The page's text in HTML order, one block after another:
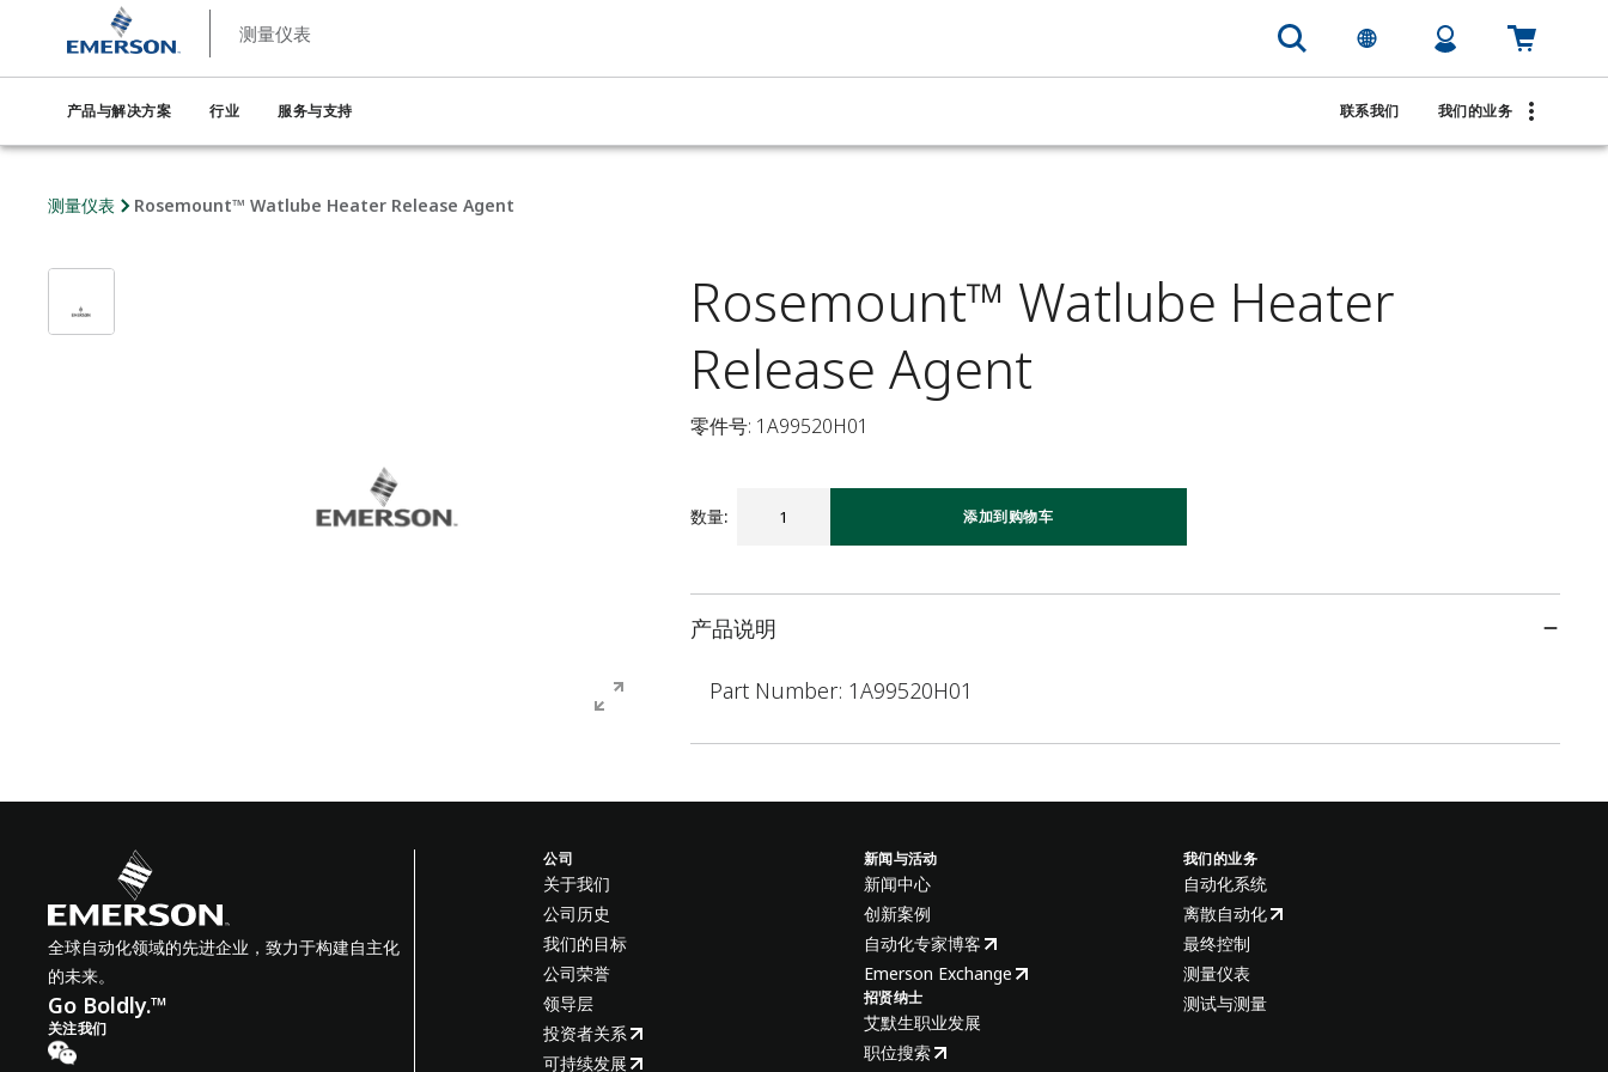
测量仪表
产品与解决方案 行业 服务与支持 联系我们 我们的业务
测量仪表 Rosemount™ Watlube Heater Release Agent
Rosemount™ Watlube Heater
Release Agent
零件号: 1A99520H01
数量: 添加到购物车
产品说明
Part Number: 1A99520H01
全球自动化领域的先进企业，致力于构建自主化
的未来。
Go Boldly.™
关注我们
公司
关于我们
公司历史
我们的目标
公司荣誉
领导层
投资者关系
可持续发展
新闻与活动
新闻中心
创新案例
自动化专家博客
Emerson Exchange
招贤纳士
艾默生职业发展
职位搜索
我们的业务
自动化系统
离散自动化
最终控制
测量仪表
测试与测量